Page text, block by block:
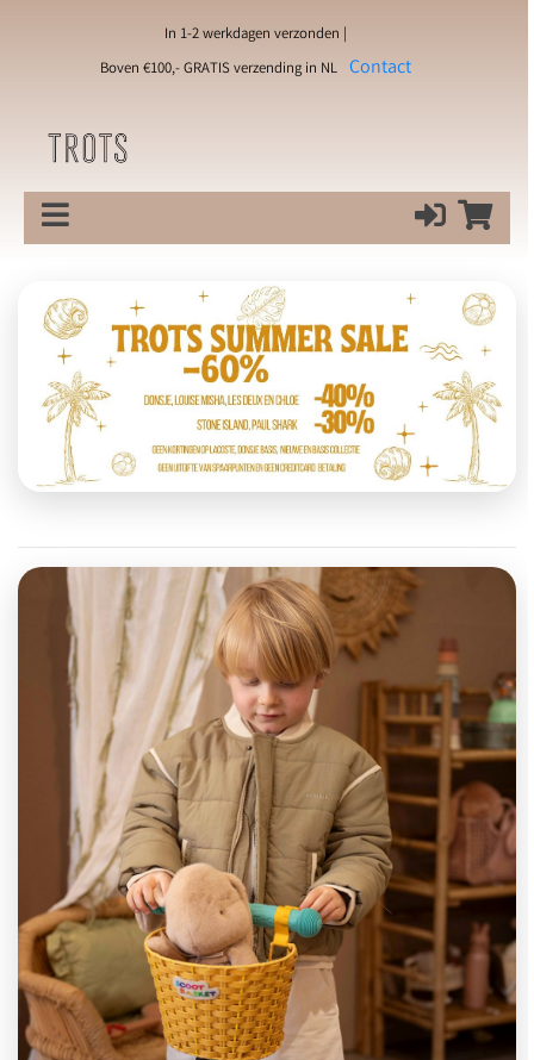
In 1-2 werkdagen verzonden |
Boven €100,- GRATIS verzending in NL Contact